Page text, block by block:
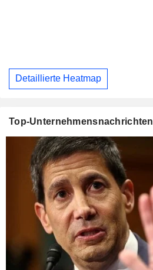
Detaillierte Heatmap
Top-Unternehmensnachrichten